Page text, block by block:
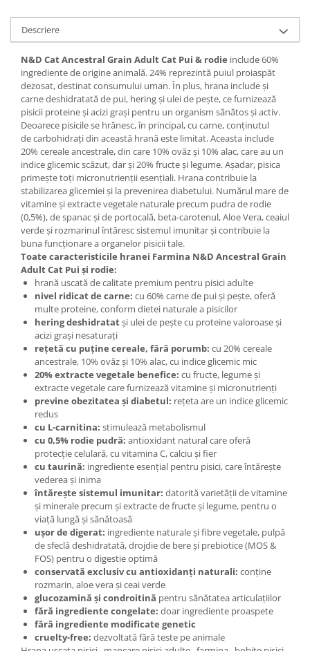
Descriere
N&D Cat Ancestral Grain Adult Cat Pui & rodie include 60%
ingrediente de origine animală. 24% reprezintă puiul proiaspăt
dezosat, destinat consumului uman. În plus, hrana include și
carne deshidratată de pui, hering și ulei de pește, ce furnizează
pisicii proteine și acizi grași pentru un organism sănătos și activ.
Deoarece pisicile se hrănesc, în principal, cu carne, conținutul
de carbohidrați din această hrană este limitat. Aceasta include
20% cereale ancestrale, din care 10% ovăz și 10% alac, care au un
indice glicemic scăzut, dar și 20% fructe și legume. Așadar, pisica
primește toți micronutrienții esențiali. Hrana contribuie la
stabilizarea glicemiei și la prevenirea diabetului. Numărul mare de
vitamine și extracte vegetale naturale precum pudra de rodie
(0,5%), de spanac și de portocală, beta-carotenul, Aloe Vera, ceaiul
verde și rozmarinul întăresc sistemul imunitar și contribuie la
buna funcționare a organelor pisicii tale.
Toate caracteristicile hranei Farmina N&D Ancestral Grain
Adult Cat Pui și rodie:
hrană uscată de calitate premium pentru pisici adulte
nivel ridicat de carne: cu 60% carne de pui și pește, oferă
multe proteine, conform dietei naturale a pisicilor
hering deshidratatși ulei de pește cu proteine valoroase și
acizi grași nesaturați
rețetă cu puține cereale, fără porumb: cu 20% cereale
ancestrale, 10% ovăz și 10% alac, cu indice glicemic mic
20% extracte vegetale benefice: cu fructe, legume și
extracte vegetale care furnizează vitamine și micronutrienți
previne obezitatea și diabetul: rețeta are un indice glicemic
redus
cu L-carnitina: stimulează metabolismul
cu 0,5% rodie pudră: antioxidant natural care oferă
protecție celulară, cu vitamina C, calciu și fier
cu taurină: ingrediente esențial pentru pisici, care întărește
vederea și inima
întărește sistemul imunitar: datorită varietății de vitamine
și minerale precum și extracte de fructe și legume, pentru o
viață lungă și sănătoasă
ușor de digerat: ingrediente naturale și fibre vegetale, pulpă
de sfeclă deshidratată, drojdie de bere și prebiotice (MOS &
FOS) pentru o digestie optimă
conservată exclusiv cu antioxidanți naturali: conține
rozmarin, aloe vera și ceai verde
glucozamină și condroitină pentru sănătatea articulațiilor
fără ingrediente congelate: doar ingrediente proaspete
fără ingrediente modificate genetic
cruelty-free: dezvoltată fără teste pe animale